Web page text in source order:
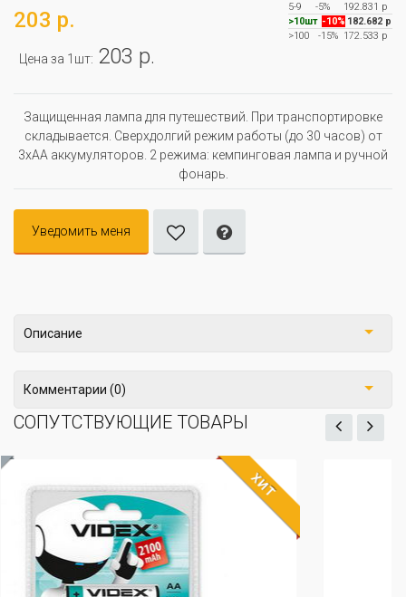
203 р.
Цена за 1шт: 203 р.
5-9
-5%
192.831 р
>10шт -10% 182.682 р
>100
-15% 172.533 р
Защищенная лампа для путешествий. При транспортировке
складывается. Сверхдолгий режим работы (до 30 часов) от
3хАА аккумуляторов. 2 режима: кемпинговая лампа и ручной
фонарь.
Уведомить меня
Описание
Комментарии (0)
СОПУТСТВУЮЩИЕ ТОВАРЫ